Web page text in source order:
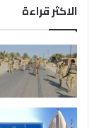
الاكثر قراءة